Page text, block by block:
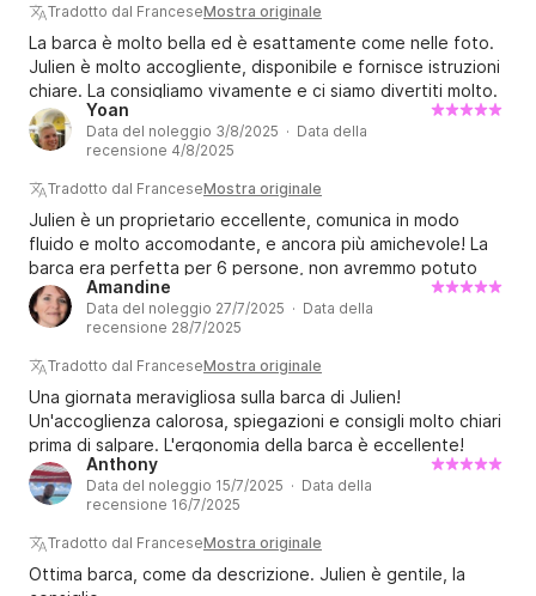
rendere la vostra giornata in mare indimenticabile!
? Posso anche accompagnarvi, rimanendo voi il
capitano, per uscite serali, con o senza fuochi
d'artificio, su richiesta.
Tradotto dal FranceseMostra originale
La barca è molto bella ed è esattamente come nelle foto.
Julien è molto accogliente, disponibile e fornisce istruzioni
chiare. La consigliamo vivamente e ci siamo divertiti molto.
Yoan
Data del noleggio 3/8/2025 · Data della
recensione 4/8/2025
Tradotto dal FranceseMostra originale
Julien è un proprietario eccellente, comunica in modo
fluido e molto accomodante, e ancora più amichevole! La
barca era perfetta per 6 persone, non avremmo potuto
aspettarci di meglio!
Amandine
Data del noleggio 27/7/2025 · Data della
recensione 28/7/2025
Tradotto dal FranceseMostra originale
Una giornata meravigliosa sulla barca di Julien!
Un'accoglienza calorosa, spiegazioni e consigli molto chiari
prima di salpare. L'ergonomia della barca è eccellente!
Un'esperienza meravigliosa da ripetere, forza! ☀️
Anthony
Data del noleggio 15/7/2025 · Data della
recensione 16/7/2025
Tradotto dal FranceseMostra originale
Ottima barca, come da descrizione. Julien è gentile, la